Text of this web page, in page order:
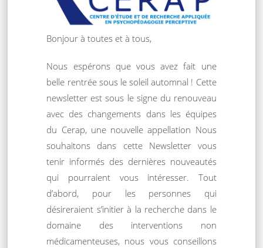
Bonjour à toutes et à tous,
Nous espérons que vous avez fait une
belle rentrée sous le soleil automnal ! Cette
newsletter est sous le signe du renouveau
avec des changements dans les équipes
du Cerap, une nouvelle appellation Nous
souhaitons dans cette Newsletter vous
tenir informés des dernières nouveautés
qui pourraient vous intéresser. Tout
d’abord, pour les personnes qui
désireraient s’initier à la recherche dans le
domaine des interventions non
médicamenteuses, nous vous conseillons